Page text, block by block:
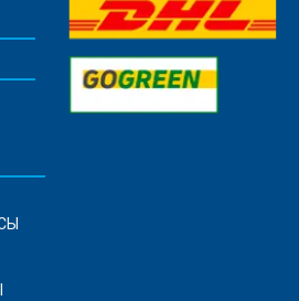
Отправить
reCAPTCHA and the Google
apply.